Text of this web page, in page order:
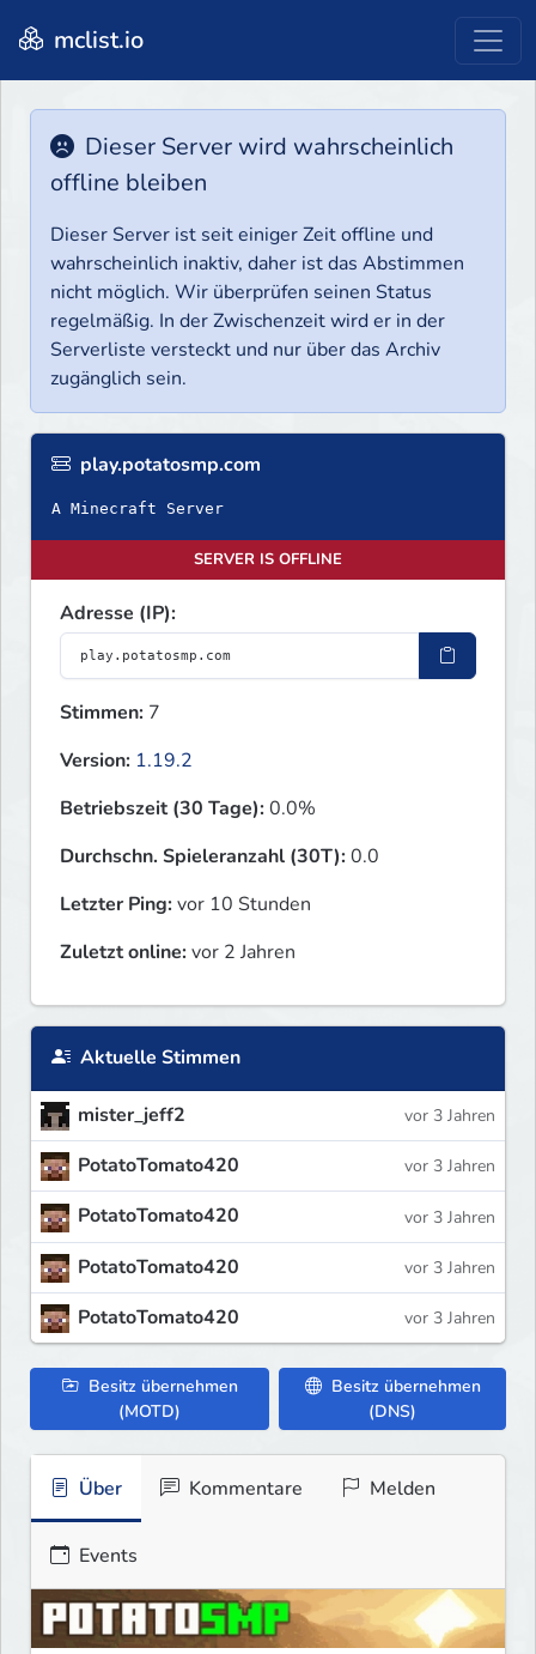
mclist.io
Dieser Server wird wahrscheinlich
offline bleiben
Dieser Server ist seit einiger Zeit offline und
wahrscheinlich inaktiv, daher ist das Abstimmen
nicht möglich. Wir überprüfen seinen Status
regelmäßig. In der Zwischenzeit wird er in der
Serverliste versteckt und nur über das Archiv
zugänglich sein.
play.potatosmp.com
A Minecraft Server
SERVER IS OFFLINE
Adresse (IP):
Stimmen: 7
Version: 1.19.2
Betriebszeit (30 Tage):0.0%
Durchschn. Spieleranzahl (30T):0.0
Letzter Ping:vor 10 Stunden
Zuletzt online:vor 2 Jahren
Aktuelle Stimmen
mister_jeff2 vor 3 Jahren
PotatoTomato420 vor 3 Jahren
PotatoTomato420 vor 3 Jahren
PotatoTomato420 vor 3 Jahren
PotatoTomato420 vor 3 Jahren
Besitz übernehmen
(MOTD)
Besitz übernehmen
(DNS)
Über Kommentare Melden
Events